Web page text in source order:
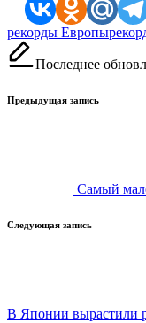
Метки:
рекорды Европы
Последнее
Навигация
Предыдущая запись
Самый
Следующая запись
В Японии вырастили